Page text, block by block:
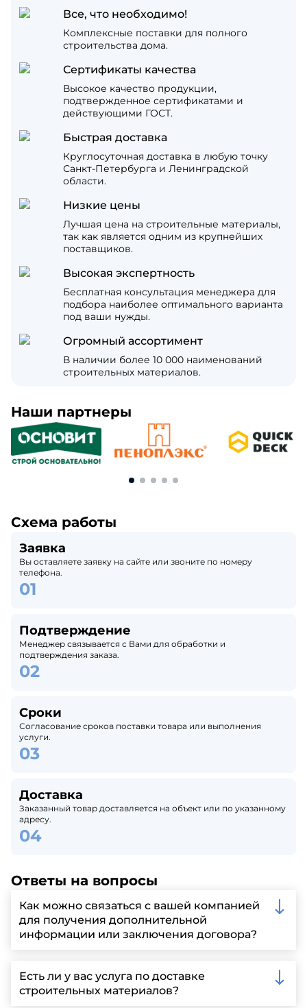
Все, что необходимо!
Комплексные поставки для полного
строительства дома.
Сертификаты качества
Высокое качество продукции,
подтвержденное сертификатами и
действующими ГОСТ.
Быстрая доставка
Круглосуточная доставка в любую точку
Санкт-Петербурга и Ленинградской
области.
Низкие цены
Лучшая цена на строительные материалы,
так как является одним из крупнейших
поставщиков.
Высокая экспертность
Бесплатная консультация менеджера для
подбора наиболее оптимального варианта
под ваши нужды.
Огромный ассортимент
В наличии более 10 000 наименований
строительных материалов.
Наши партнеры
Схема работы
Заявка
Вы оставляете заявку на сайте или звоните по номеру
телефона.
Подтверждение
Менеджер связывается с Вами для обработки и
подтверждения заказа.
Сроки
Согласование сроков поставки товара или выполнения
услуги.
Доставка
Заказанный товар доставляется на объект или по указанному
адресу.
Ответы на вопросы
Как можно связаться с вашей компанией
для получения дополнительной
информации или заключения договора?
запрос через нашу официальную почту или
заполнить форму на нашем сайте для более
детальной информации и организации встречи.
Есть ли у вас услуга по доставке
строительных материалов?